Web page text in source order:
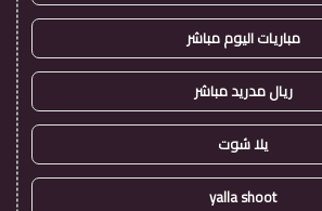
مباريات اليوم مباشر
ريال مدريد مباشر
يلا شوت
yalla shoot